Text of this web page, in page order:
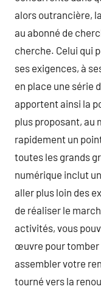
alors outrancière,
au abonné de
cherche. Celui qui
ses exigences, à
en place une série
apportent ainsi la
plus proposant, au
rapidement un
toutes les grands
numérique inclut
aller plus loin des
de réaliser le
activités, vous
œuvre pour
assembler votre
tourné vers la